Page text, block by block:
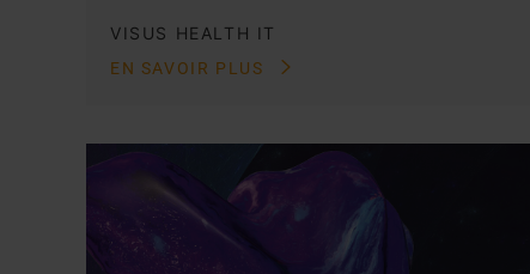
VISUS HEALTH IT
EN SAVOIR PLUS